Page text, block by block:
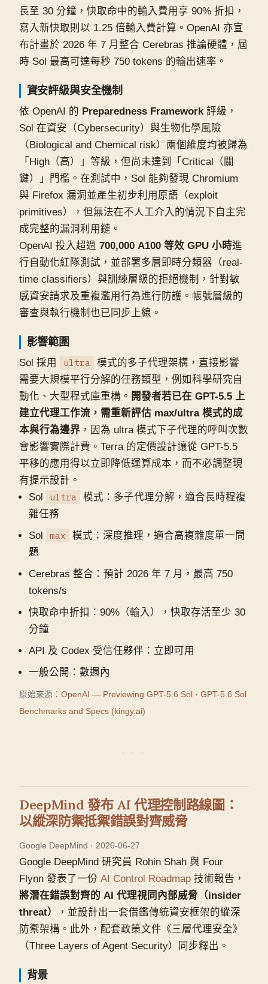
長至 30 分鐘，快取命中的輸入費用享 90% 折扣，
寫入新快取則以 1.25 倍輸入費計算。OpenAI 亦宣
布計畫於 2026 年 7 月整合 Cerebras 推論硬體，屆
時 Sol 最高可達每秒 750 tokens 的輸出速率。
資安評級與安全機制
依 OpenAI 的 Preparedness Framework 評級，
Sol 在資安（Cybersecurity）與生物化學風險
（Biological and Chemical risk）兩個維度均被歸為
「High（高）」等級，但尚未達到「Critical（關
鍵）」門檻。在測試中，Sol 能夠發現 Chromium
與 Firefox 漏洞並產生初步利用原語（exploit
primitives），但無法在不人工介入的情況下自主完
成完整的漏洞利用鏈。
OpenAI 投入超過 700,000 A100 等效 GPU 小時進
行自動化紅隊測試，並部署多層即時分類器（real-
time classifiers）與訓練層級的拒絕機制，針對敏
感資安請求及重複濫用行為進行防護。帳號層級的
審查與執行機制也已同步上線。
影響範圍
Sol 採用 ultra
模式的多子代理架構，直接影響
需要大規模平行分解的任務類型，例如科學研究自
動化、大型程式庫重構。 開發者若已在 GPT-5.5 上
建立代理工作流，需重新評估 max/ultra 模式的成
本與行為邊界 ，因為 ultra 模式下子代理的呼叫次數
會影響實際計費。Terra 的定價設計讓從 GPT-5.5
平移的應用得以立即降低運算成本，而不必調整現
有提示設計。
Sol
ultra
模式：多子代理分解，適合長時程複
雜任務
Sol
max
模式：深度推理，適合高複雜度單一問
題
Cerebras 整合：預計 2026 年 7 月，最高 750
tokens/s
快取命中折扣：90%（輸入），快取存活至少 30
分鐘
API 及 Codex 受信任夥伴：立即可用
一般公開：數週內
原始來源： OpenAI — Previewing GPT-5.6 Sol · GPT-5.6 Sol
Benchmarks and Specs (kingy.ai)
DeepMind 發布 AI 代理控制路線圖：
以縱深防禦抵禦錯誤對齊威脅
Google DeepMind · 2026-06-27
Google DeepMind 研究員 Rohin Shah 與 Four
Flynn 發表了一份 AI Control Roadmap 技術報告，
將潛在錯誤對齊的 AI 代理視同內部威脅（insider
threat）
，並設計出一套借鑑傳統資安框架的縱深
防禦架構。此外，配套政策文件《三層代理安全》
（Three Layers of Agent Security）同步釋出。
背景